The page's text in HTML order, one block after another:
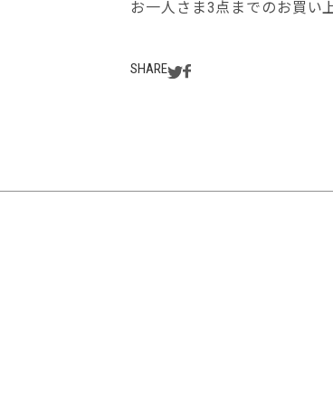
お一人さま3点までのお買い
SHARE